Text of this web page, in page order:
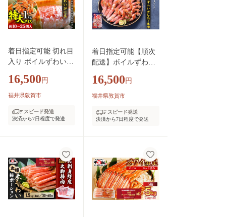
着日指定可能 切れ目
入り ボイルずわいが
0g / 10～25個入り）
【甲羅組 かに カニ
いがに カニ爪 かに
祭】 [024-b028]
16,500 円
福井県敦賀市
スピード発送
決済から7日程度で発送
着日指定可能【順次
配送】ボイルずわい
ョン 業務用たっぷり
1kg（解凍後800g / 40
組 敦賀 かに カニ 蟹
16,500 円
福井県敦賀市
スピード発送
決済から7日程度で発送